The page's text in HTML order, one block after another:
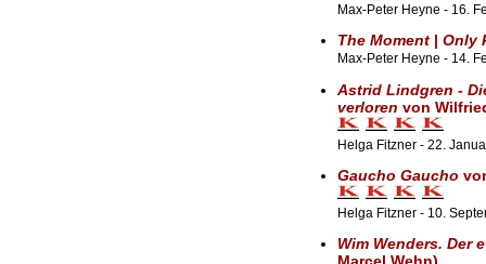
Max-Peter Heyne - 16.
The Moment| Only
Max-Peter Heyne - 14.
Astrid Lindgren -
verloren von
Helga Fitzner - 22.
Gaucho Gaucho
Helga Fitzner - 10.
Wim Wenders. Der